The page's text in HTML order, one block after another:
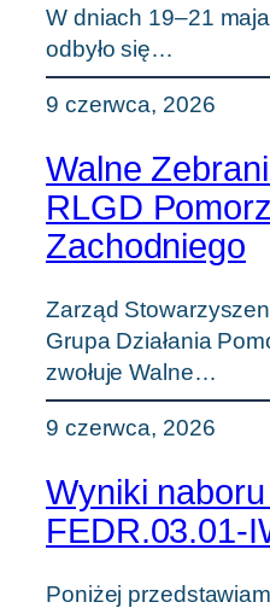
W dniach 19–21
odbyło się…
9 czerwca, 2026
Walne
RLGD
Zachodniego
Zarząd
Grupa Działania
zwołuje Walne…
9 czerwca, 2026
Wyniki
FEDR.03.01-
Poniżej